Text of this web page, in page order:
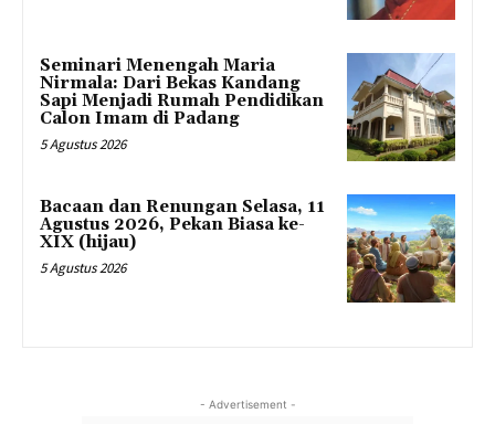
Seminari Menengah Maria
Nirmala: Dari Bekas Kandang
Sapi Menjadi Rumah Pendidikan
Calon Imam di Padang
5 Agustus 2026
Bacaan dan Renungan Selasa, 11
Agustus 2026, Pekan Biasa ke-
XIX (hijau)
5 Agustus 2026
- Advertisement -